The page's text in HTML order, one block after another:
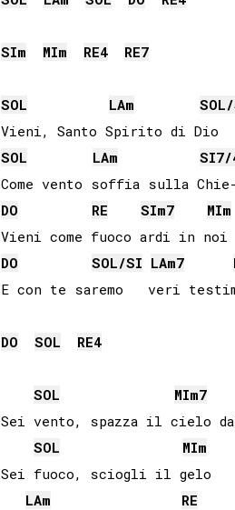
SIm MIm RE4 RE7
SOL LAm SOL/
SOL
LAm SI7/
DO
RE SIm7 MIm
DO
SOL/SI LAm7
E con te saremo   veri
DO SOL RE4
SOL MIm7
Sei vento, spazza il cielo
SOL
MIm
Sei fuoco, sciogli il gelo
LAm
RE